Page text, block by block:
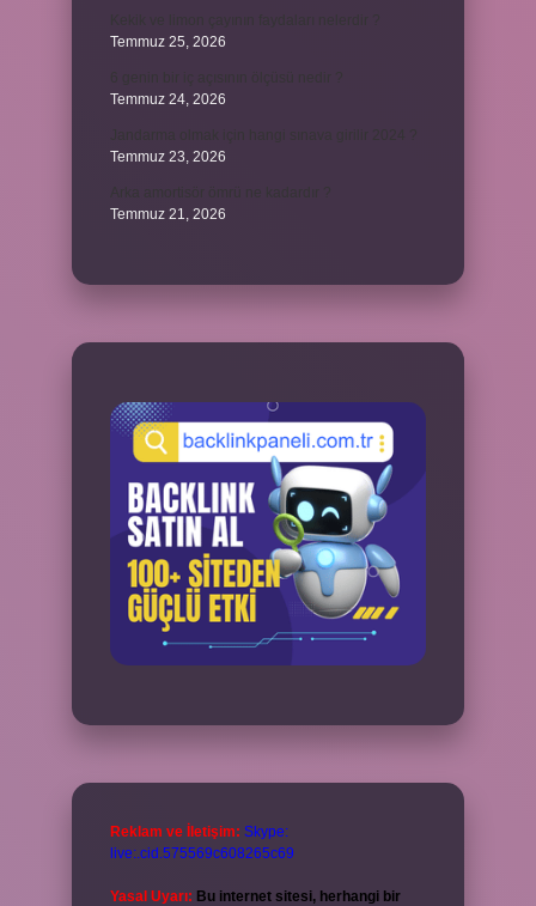
Temmuz 25, 2026
Temmuz 24, 2026
Temmuz 23, 2026
Temmuz 21, 2026
Reklam ve İletişim: Skype:
live:.cid.575569c608265c69
Yasal Uyarı: Bu internet sitesi, herhangi bir